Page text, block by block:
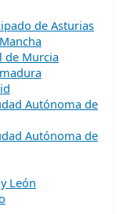
de Asturias
de Murcia
Autónoma de
Autónoma de
León